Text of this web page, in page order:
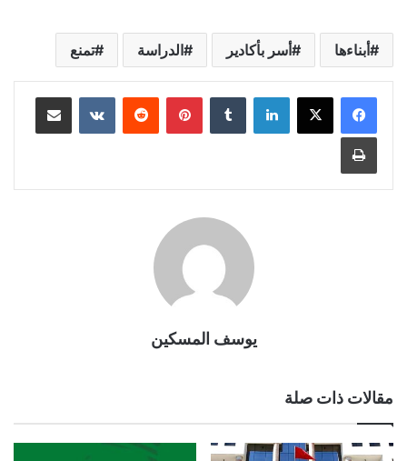
أبناءها أسر بأكادير الدراسة تمنع
لينكدإن بينتيريست مشاركة عبر البريد
طباعة
يوسف المسكين
مقالات ذات صلة